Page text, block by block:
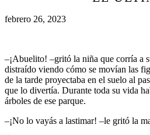
febrero 26, 2023
–¡Abuelito! –gritó la niña que corría a
distraído viendo cómo se movían las
de la tarde proyectaba en el suelo al
que lo divertía. Durante toda su vida
árboles de ese parque.
–¡No lo vayás a lastimar! –le gritó la